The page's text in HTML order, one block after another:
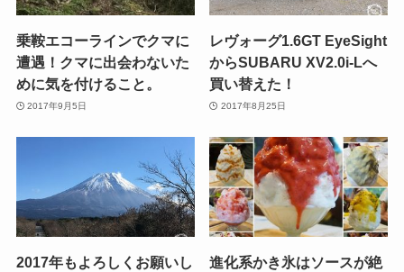
乗鞍エコーラインでクマに
遭遇！クマに出会わないた
めに気を付けること。
2017年9月5日
レヴォーグ1.6GT EyeSight
からSUBARU XV2.0i-Lへ
買い替えた！
2017年8月25日
2017年もよろしくお願いし
進化系かき氷はソースが絶